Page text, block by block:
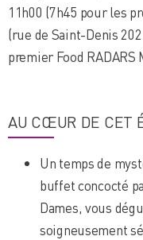
11h00 (7h45 pour les
(rue de Saint-Denis
premier Food
AU CŒUR DE CET
Un temps de
buffet concocté
Dames, vous
soigneusement